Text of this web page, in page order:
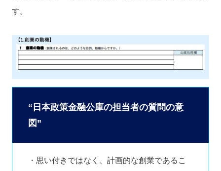
す。
“日本政策金融公庫の担当者の質問の意
図”
・思い付きではなく、計画的な創業であるこ